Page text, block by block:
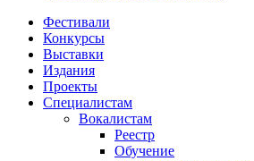
Фестивали
Конкурсы
Выставки
Издания
Проекты
Специалистам
Вокалистам
Реестр
Обучение